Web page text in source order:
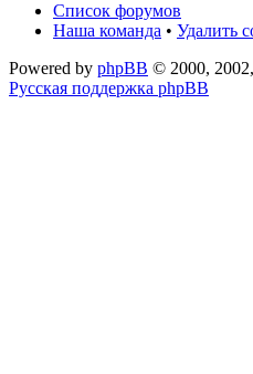
Список форумов
Наша команда • Удалить
Powered by phpBB © 2000,
Русская поддержка phpBB